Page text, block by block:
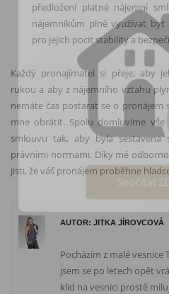
předložení platné nájemní
nájemníkům plně využívat
pro jejich pocit stability a
Každý pronajímatel si přeje, aby
rukou a aby z nájemního vztahu
nemáte čas postarat se o pronájem
mne obrátit. Spolu domluvíme
smlouvu tak, aby byla
právními normami. Díky mé
jisti, že váš pronájem proběhne
AUTOR: JITKA JÍROVCOVÁ
Pocházím z malé vesnice
jsem se po letech opět
klid na vesnici prostě
Spočítat